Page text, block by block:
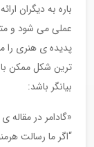
باره به دیگران
عملی می شود و
پدیده ی هنری را
ترین شکل ممکن
بیانگر باشد:
“اگر ما رسالت